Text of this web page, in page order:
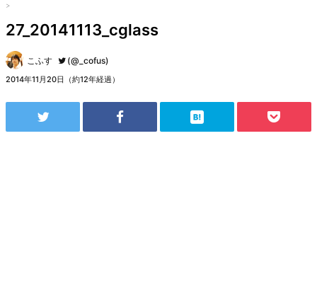
>
27_20141113_cglass
こふす (@_cofus)
2014年11月20日（約12年経過）